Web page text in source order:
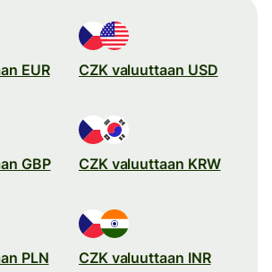
EUR CZK valuuttaan USD
GBP CZK valuuttaan KRW
PLN CZK valuuttaan INR